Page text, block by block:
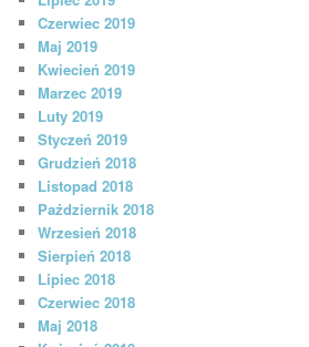
Czerwiec 2019
Maj 2019
Kwiecień 2019
Marzec 2019
Luty 2019
Styczeń 2019
Grudzień 2018
Listopad 2018
Październik 2018
Wrzesień 2018
Sierpień 2018
Lipiec 2018
Czerwiec 2018
Maj 2018